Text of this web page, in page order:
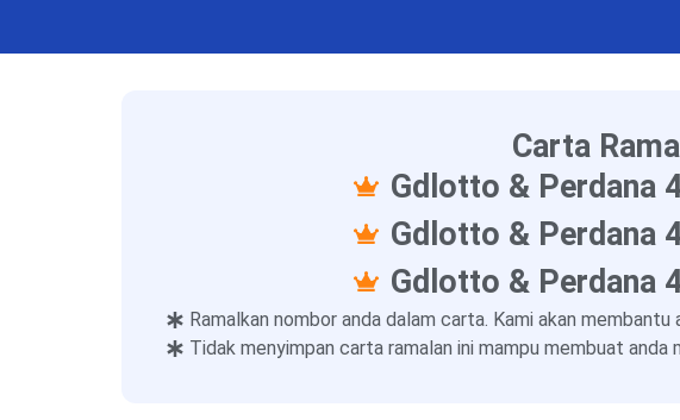
Carta
Gdlotto & Perdana
Gdlotto & Perdana
Gdlotto & Perdana
Ramalkan nombor anda dalam carta. Kami akan
Tidak menyimpan carta ramalan ini mampu membuat anda